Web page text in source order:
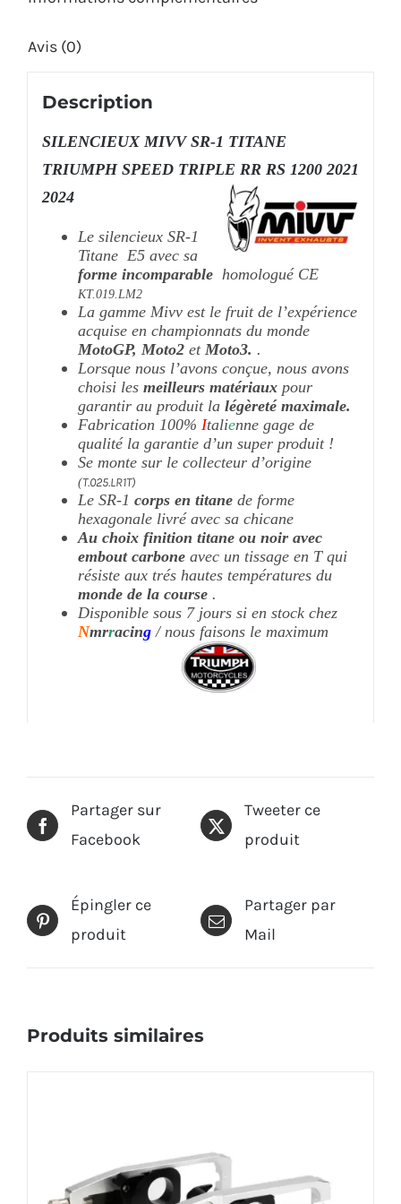
1200
2024
Avis (0)
Description
SILENCIEUX MIVV SR-1 TITANE
TRIUMPH SPEED TRIPLE RR RS 1200 2021
2024
Le silencieux SR-1
Titane E5 avec sa
forme incomparable homologué CE
KT.019.LM2
La gamme Mivv est le fruit de l’expérience
acquise en championnats du monde
MotoGP, Moto2et Moto3.
Lorsque nous l’avons conçue, nous avons
choisi les meilleurs matériauxpour
garantir au produit la légèreté maximale.
Fabrication 100% Italienne gage de
qualité la garantie d’un super produit !
Se monte sur le collecteur d’origine
(T.025.LR1T)
Le SR-1 corps en titane de forme
hexagonale livré avec sa chicane
Au choix finition titane ou noir avec
embout carbone avec un tissage en T qui
résiste aux trés hautes températures du
monde de la course
Disponible sous 7 jours si en stock chez
Nmrracing/ nous faisons le maximum
Partager sur
Facebook
Tweeter ce
produit
Épingler ce
produit
Partager par
Mail
Produits similaires